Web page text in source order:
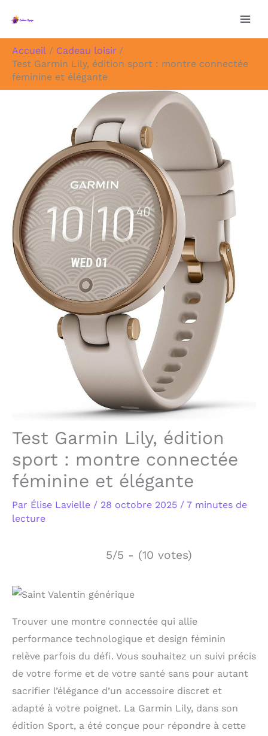
Accueil
Cadeau loisir
Test Garmin Lily, édition sport : montre connectée
féminine et élégante
Test Garmin Lily, édition
sport : montre connectée
féminine et élégante
Par Élise Lavielle / 28 octobre 2025 / 7 minutes de
lecture
5/5 - (10 votes)
Trouver une montre connectée qui allie
performance technologique et design féminin
relève parfois du défi. Vous souhaitez un suivi précis
de votre forme et de votre santé sans pour autant
sacrifier l’élégance d’un accessoire discret et
adapté à votre poignet. La Garmin Lily, dans son
édition Sport, a été conçue pour répondre à cette